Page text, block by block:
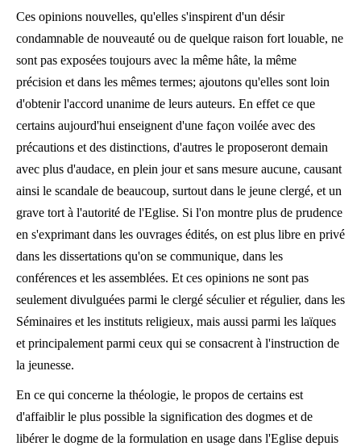
Ces opinions nouvelles, qu'elles s'inspirent d'un désir
condamnable de nouveauté ou de quelque raison fort louable, ne
sont pas exposées toujours avec la même hâte, la même
précision et dans les mêmes termes; ajoutons qu'elles sont loin
d'obtenir l'accord unanime de leurs auteurs. En effet ce que
certains aujourd'hui enseignent d'une façon voilée avec des
précautions et des distinctions, d'autres le proposeront demain
avec plus d'audace, en plein jour et sans mesure aucune, causant
ainsi le scandale de beaucoup, surtout dans le jeune clergé, et un
grave tort à l'autorité de l'Eglise. Si l'on montre plus de prudence
en s'exprimant dans les ouvrages édités, on est plus libre en privé
dans les dissertations qu'on se communique, dans les
conférences et les assemblées. Et ces opinions ne sont pas
seulement divulguées parmi le clergé séculier et régulier, dans les
Séminaires et les instituts religieux, mais aussi parmi les laïques
et principalement parmi ceux qui se consacrent à l'instruction de
la jeunesse.
En ce qui concerne la théologie, le propos de certains est
d'affaiblir le plus possible la signification des dogmes et de
libérer le dogme de la formulation en usage dans l'Eglise depuis